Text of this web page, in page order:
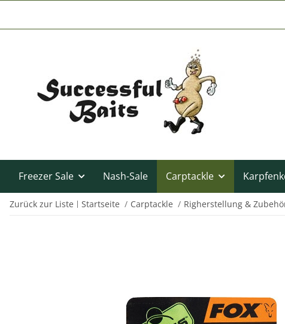
Freezer Sale Nash-Sale Carptackle
Zurück zur Liste Startseite Carptackle Righerstellung &